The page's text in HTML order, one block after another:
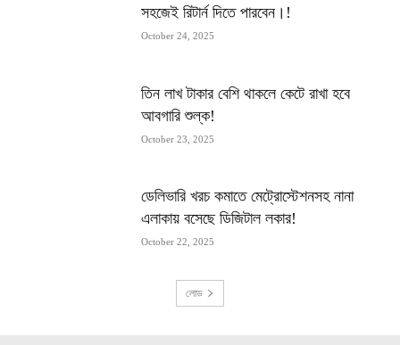
সহজেই রিটার্ন দিতে পারবেন।!
October 24, 2025
তিন লাখ টাকার বেশি থাকলে কেটে রাখা হবে
আবগারি শুল্ক!
October 23, 2025
ডেলিভারি খরচ কমাতে মেট্রোস্টেশনসহ নানা
এলাকায় বসেছে ডিজিটাল লকার!
October 22, 2025
লোড